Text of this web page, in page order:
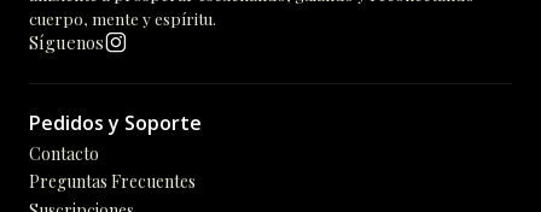
cuerpo, mente y espíritu.
Síguenos
Pedidos y Soporte
Contacto
Preguntas Frecuentes